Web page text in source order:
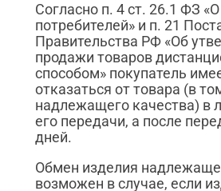
Согласно п. 4 ст. 26.1 ФЗ
потребителей» и п. 21
Правительства РФ «Об
продажи товаров
способом» покупатель
отказаться от товара (в
надлежащего качества) в
его передачи, а после
дней.
Обмен изделия
возможен в случае, если